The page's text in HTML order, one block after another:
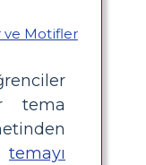
tema
temayı